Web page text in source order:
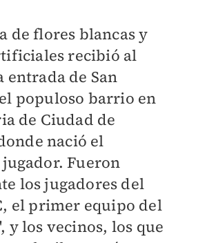
de flores blancas y
recibió al
entrada de San
populoso barrio en
de Ciudad de
nació el
Fueron
los jugadores del
, el primer equipo del
y los vecinos, los que